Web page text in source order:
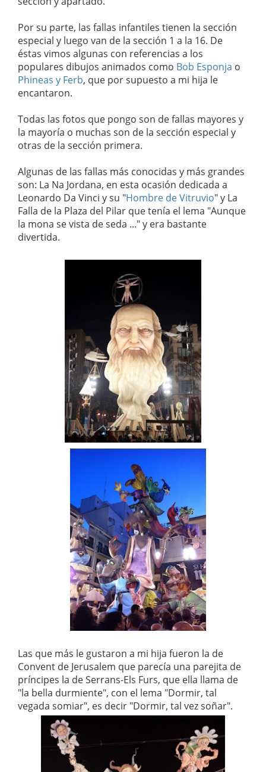
Por su parte, las fallas infantiles tienen la sección
especial y luego van de la sección 1 a la 16. De
éstas vimos algunas con referencias a los
populares dibujos animados como Bob Esponja o
Phineas y Ferb, que por supuesto a mi hija le
encantaron.
Todas las fotos que pongo son de fallas mayores y
la mayoría o muchas son de la sección especial y
otras de la sección primera.
Algunas de las fallas más conocidas y más grandes
son: La Na Jordana, en esta ocasión dedicada a
Leonardo Da Vinci y su "Hombre de Vitruvio" y La
Falla de la Plaza del Pilar que tenía el lema "Aunque
la mona se vista de seda ..." y era bastante
divertida.
Las que más le gustaron a mi hija fueron la de
Convent de Jerusalem que parecía una parejita de
príncipes la de Serrans-Els Furs, que ella llama de
"la bella durmiente", con el lema "Dormir, tal
vegada somiar", es decir "Dormir, tal vez soñar".